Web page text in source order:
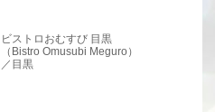
ビストロおむすび 目黒
（Bistro Omusubi Meguro）
／目黒